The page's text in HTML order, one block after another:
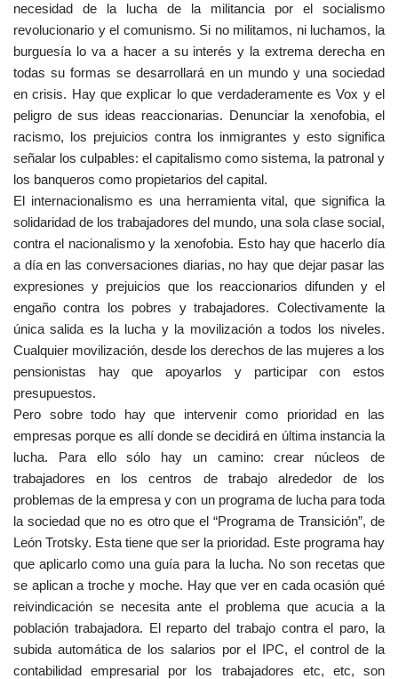
necesidad de la lucha de la militancia por el socialismo
revolucionario y el comunismo. Si no militamos, ni luchamos, la
burguesía lo va a hacer a su interés y la extrema derecha en
todas su formas se desarrollará en un mundo y una sociedad
en crisis. Hay que explicar lo que verdaderamente es Vox y el
peligro de sus ideas reaccionarias. Denunciar la xenofobia, el
racismo, los prejuicios contra los inmigrantes y esto significa
señalar los culpables: el capitalismo como sistema, la patronal y
los banqueros como propietarios del capital.
El internacionalismo es una herramienta vital, que significa la
solidaridad de los trabajadores del mundo, una sola clase social,
contra el nacionalismo y la xenofobia. Esto hay que hacerlo día
a día en las conversaciones diarias, no hay que dejar pasar las
expresiones y prejuicios que los reaccionarios difunden y el
engaño contra los pobres y trabajadores. Colectivamente la
única salida es la lucha y la movilización a todos los niveles.
Cualquier movilización, desde los derechos de las mujeres a los
pensionistas hay que apoyarlos y participar con estos
presupuestos.
Pero sobre todo hay que intervenir como prioridad en las
empresas porque es allí donde se decidirá en última instancia la
lucha. Para ello sólo hay un camino: crear núcleos de
trabajadores en los centros de trabajo alrededor de los
problemas de la empresa y con un programa de lucha para toda
la sociedad que no es otro que el “Programa de Transición”, de
León Trotsky. Esta tiene que ser la prioridad. Este programa hay
que aplicarlo como una guía para la lucha. No son recetas que
se aplican a troche y moche. Hay que ver en cada ocasión qué
reivindicación se necesita ante el problema que acucia a la
población trabajadora. El reparto del trabajo contra el paro, la
subida automática de los salarios por el IPC, el control de la
contabilidad empresarial por los trabajadores etc, etc, son